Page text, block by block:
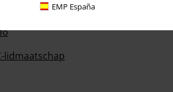
EMP España
lidmaatschap